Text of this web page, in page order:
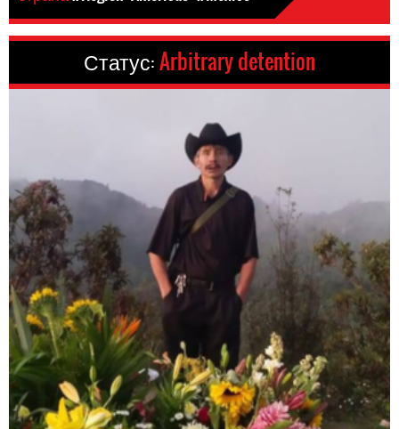
Статус:Arbitrary detention